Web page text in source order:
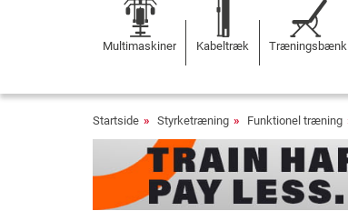
Multimaskiner Kabeltræk Træningsbænk
Startside Styrketræning Funktionel træning